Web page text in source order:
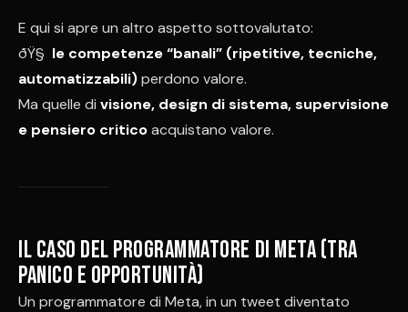
E qui si apre un altro aspetto sottovalutato:
ðŸ§ le competenze “banali” (ripetitive, tecniche,
automatizzabili)perdono valore.
Ma quelle di visione, design di sistema, supervisione
e pensiero criticoacquistano valore.
Il caso del programmatore di Meta (tra
panico e opportunità)
Un programmatore di Meta, in un tweet diventato